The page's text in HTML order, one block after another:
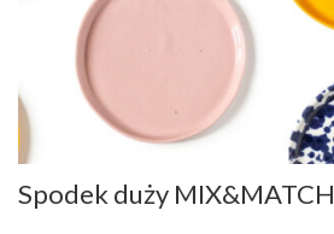
Spodek duży MIX&MATCH